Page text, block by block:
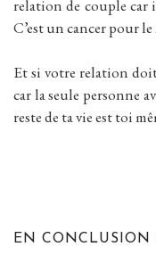
relation de couple car
C’est un cancer pour
Et si votre relation doit
car la seule personne
reste de ta vie est toi
EN CONCLUSION